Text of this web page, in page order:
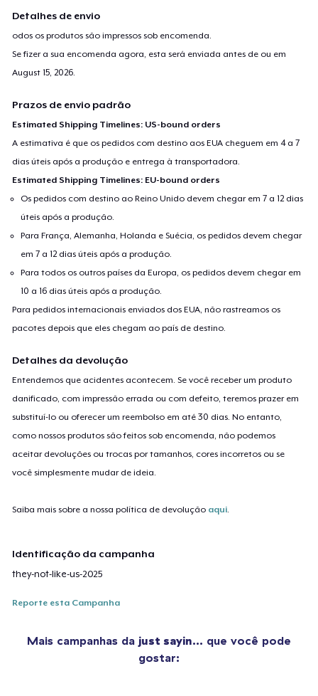
Detalhes de envio
odos os produtos são impressos sob encomenda.
Se fizer a sua encomenda agora, esta será enviada antes de ou em
August 15, 2026
Prazos de envio padrão
Estimated Shipping Timelines: US-bound orders
A estimativa é que os pedidos com destino aos EUA cheguem em 4 a 7
dias úteis após a produção e entrega à transportadora.
Estimated Shipping Timelines: EU-bound orders
Os pedidos com destino ao Reino Unido devem chegar em 7 a 12 dias
úteis após a produção.
Para França, Alemanha, Holanda e Suécia, os pedidos devem chegar
em 7 a 12 dias úteis após a produção.
Para todos os outros países da Europa, os pedidos devem chegar em
10 a 16 dias úteis após a produção.
Para pedidos internacionais enviados dos EUA, não rastreamos os
pacotes depois que eles chegam ao país de destino.
Detalhes da devolução
Entendemos que acidentes acontecem. Se você receber um produto
danificado, com impressão errada ou com defeito, teremos prazer em
substituí-lo ou oferecer um reembolso em até 30 dias. No entanto,
como nossos produtos são feitos sob encomenda, não podemos
aceitar devoluções ou trocas por tamanhos, cores incorretos ou se
você simplesmente mudar de ideia.
Saiba mais sobre a nossa política de devolução aqui
Identificação da campanha
they-not-like-us-2025
Reporte esta Campanha
Mais campanhas da just sayin… que você pode
gostar: